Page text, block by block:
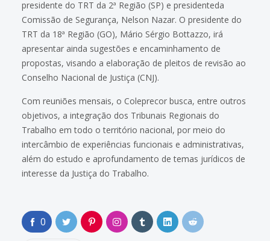
presidente do TRT da 2ª Região (SP) e presidenteda
Comissão de Segurança, Nelson Nazar. O presidente do
TRT da 18ª Região (GO), Mário Sérgio Bottazzo, irá
apresentar ainda sugestões e encaminhamento de
propostas, visando a elaboração de pleitos de revisão ao
Conselho Nacional de Justiça (CNJ).
Com reuniões mensais, o Coleprecor busca, entre outros
objetivos, a integração dos Tribunais Regionais do
Trabalho em todo o território nacional, por meio do
intercâmbio de experiências funcionais e administrativas,
além do estudo e aprofundamento de temas jurídicos de
interesse da Justiça do Trabalho.
0